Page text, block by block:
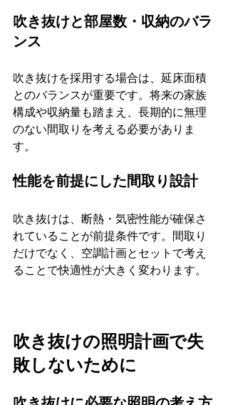
吹き抜けと部屋数・収納のバラ
ンス
吹き抜けを採用する場合は、延床面積
とのバランスが重要です。将来の家族
構成や収納量も踏まえ、長期的に無理
のない間取りを考える必要がありま
す。
性能を前提にした間取り設計
吹き抜けは、断熱・気密性能が確保さ
れていることが前提条件です。間取り
だけでなく、空調計画とセットで考え
ることで快適性が大きく変わります。
吹き抜けの照明計画で失
敗しないために